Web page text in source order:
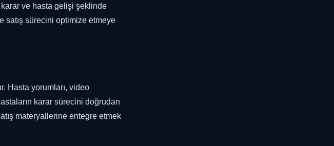
ve hasta gelişi şeklinde
satış sürecini optimize etmeye
Hasta yorumları, video
karar sürecini doğrudan
materyallerine entegre etmek